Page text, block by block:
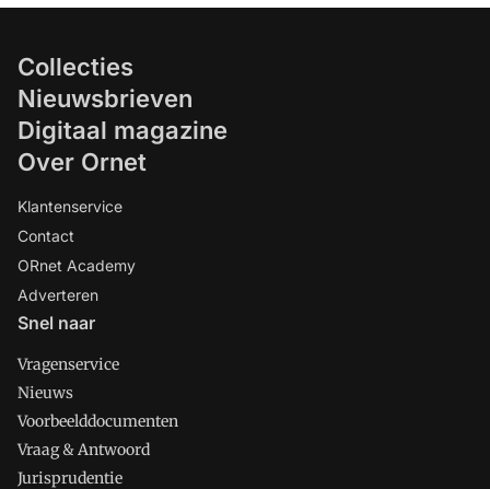
Collecties
Nieuwsbrieven
Digitaal magazine
Over Ornet
Klantenservice
Contact
ORnet Academy
Adverteren
Snel naar
Vragenservice
Nieuws
Voorbeelddocumenten
Vraag & Antwoord
Jurisprudentie